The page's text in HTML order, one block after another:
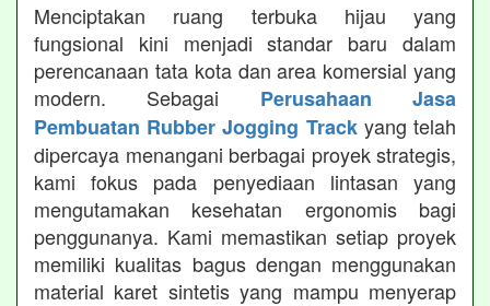
Menciptakan ruang terbuka hijau yang
fungsional kini menjadi standar baru dalam
perencanaan tata kota dan area komersial yang
modern. Sebagai Perusahaan Jasa
Pembuatan Rubber Jogging Trackyang telah
dipercaya menangani berbagai proyek strategis,
kami fokus pada penyediaan lintasan yang
mengutamakan kesehatan ergonomis bagi
penggunanya. Kami memastikan setiap proyek
memiliki kualitas bagus dengan menggunakan
material karet sintetis yang mampu menyerap